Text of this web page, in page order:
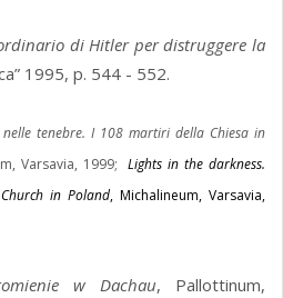
di Hitler per distruggere la
1995, p. 544 - 552.
nelle tenebre. I 108 martiri della Chiesa in
Varsavia, 1999;
Lights in the darkness.
in Poland, Michalineum, Varsavia,
w Dachau, Pallottinum,